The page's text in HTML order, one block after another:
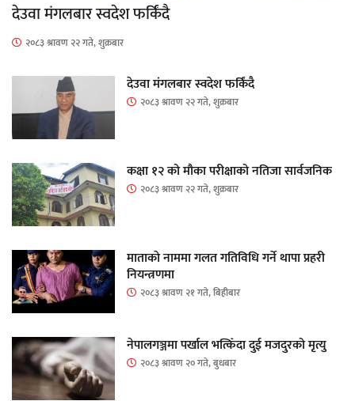
देउवा मंगलबार स्वदेश फर्किंदै
२०८३ श्रावण २२ गते, शुक्रबार
देउवा मंगलबार स्वदेश फर्किंदै
२०८३ श्रावण २२ गते, शुक्रबार
कक्षा १२ को मौका परीक्षाको नतिजा सार्वजनिक
२०८३ श्रावण २२ गते, शुक्रबार
माताकाे नाममा गलत गतिविधि गर्ने थापा प्रहरी
नियन्त्रणमा
२०८३ श्रावण २१ गते, बिहीबार
नेपालगञ्जमा पर्खाल भत्किँदा दुई मजदुरको मृत्यु
२०८३ श्रावण २० गते, बुधबार